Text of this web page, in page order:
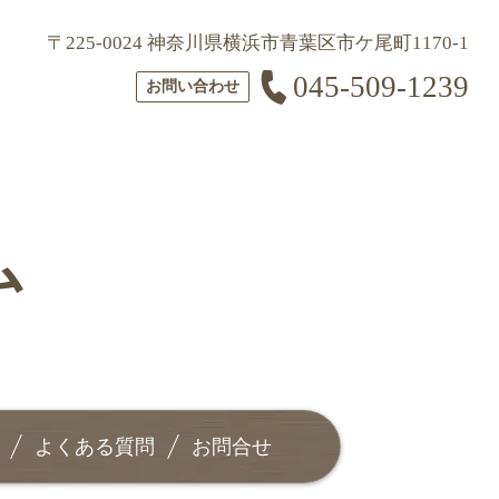
〒225-0024 神奈川県横浜市青葉区市ケ尾町1170-1
お問い合わせ 045-509-1239
よくある質問 お問合せ